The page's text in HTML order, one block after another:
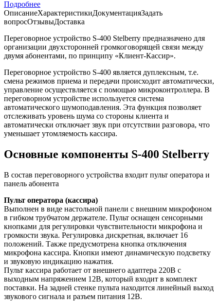
Подробнее
ОписаниеХарактеристикиДокументацияЗадать
вопросОтзывыДоставка
Переговорное устройство S-400 Stelberry предназначено для
организации двухсторонней громкоговорящей связи между
двумя абонентами, по принципу «Клиент-Кассир».
Переговорное устройство S-400 является дуплексным, т.е.
смена режимов приема и передачи происходит автоматически,
управление осуществляется с помощью микроконтроллера. В
переговорном устройстве используется система
автоматического шумоподавления. Эта функция позволяет
отслеживать уровень шума со стороны клиента и
автоматически отключает звук при отсутствии разговора, что
уменьшает утомляемость кассира.
Основные компоненты S-400 Stelberry
В состав переговорного устройства входит пульт оператора и
панель абонента
Пульт оператора (кассира)
Выполнен в виде настольной панели с внешним микрофоном
в гибком трубчатом держателе. Пульт оснащен сенсорными
кнопками для регулировки чувствительности микрофона и
громкости звука. Регулировка дискретная, включает 16
положений. Также предусмотрена кнопка отключения
микрофона кассира. Кнопки имеют динамическую подсветку
и звуковую индикацию нажатия.
Пульт кассира работает от внешнего адаптера 220В с
выходным напряжением 12В, который входит в комплект
поставки. На задней стенке пульта находится линейный выход
звукового сигнала и разъем питания 12В.